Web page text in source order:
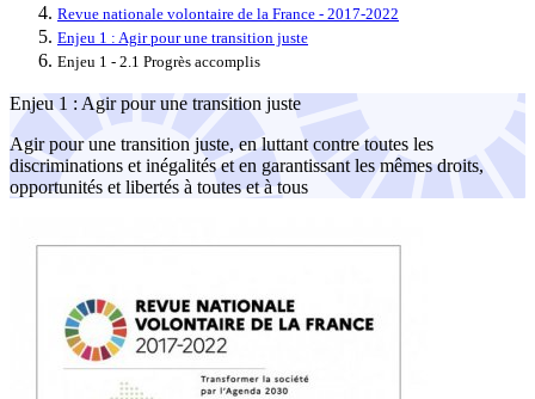
Revue nationale volontaire de la France - 2017-2022
Enjeu 1 : Agir pour une transition juste
Enjeu 1 - 2.1 Progrès accomplis
Enjeu 1 : Agir pour une transition juste
Agir pour une transition juste, en luttant contre toutes les
discriminations et inégalités et en garantissant les mêmes droits,
opportunités et libertés à toutes et à tous